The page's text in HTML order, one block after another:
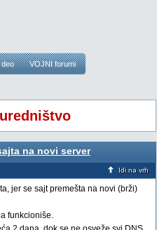
VOJNI forumi
na novi server
Idi na vrh
jer se sajt premešta na novi (brži)
funkcioniše.